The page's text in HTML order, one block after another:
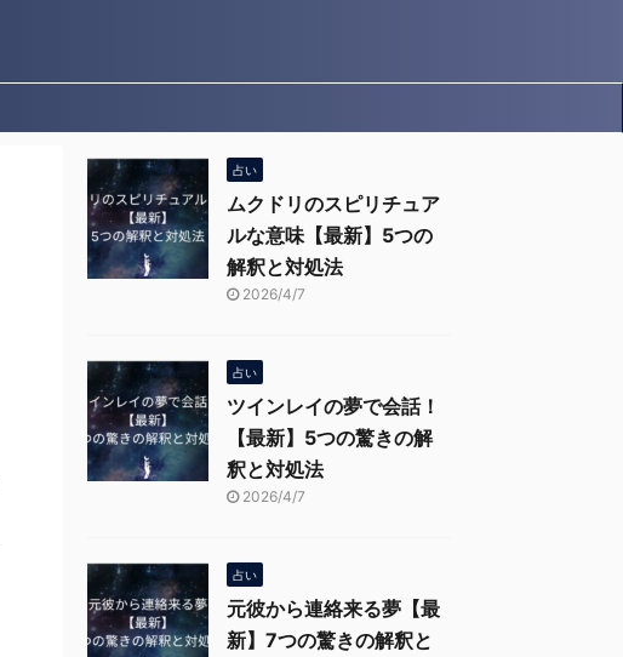
占い
ムクドリのスピリチュア
ルな意味【最新】5つの
解釈と対処法
2026/4/7
占い
ツインレイの夢で会話！
【最新】5つの驚きの解
釈と対処法
2026/4/7
占い
元彼から連絡来る夢【最
新】7つの驚きの解釈と